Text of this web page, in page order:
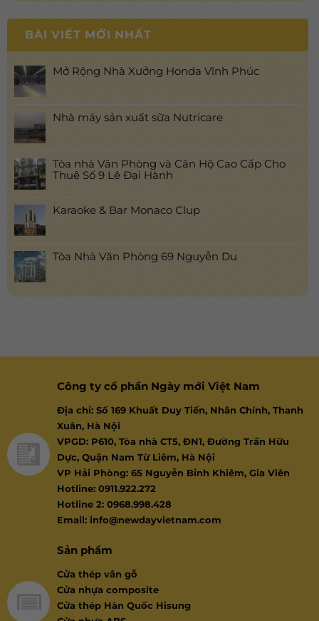
BÀI VIẾT MỚI NHẤT
Mở Rộng Nhà Xưởng Honda Vĩnh Phúc
Nhà máy sản xuất sữa Nutricare
Tòa nhà Văn Phòng và Căn Hộ Cao Cấp Cho
Thuê Số 9 Lê Đại Hành
Karaoke & Bar Monaco Clup
Tòa Nhà Văn Phòng 69 Nguyễn Du
Công ty cổ phần Ngày mới Việt Nam
Địa chỉ: Số 169 Khuất Duy Tiến, Nhân Chính, Thanh
Xuân, Hà Nội
VPGD: P610, Tòa nhà CT5, ĐN1, Đường Trần Hữu
Dực, Quận Nam Từ Liêm, Hà Nội
VP Hải Phòng: 65 Nguyễn Bỉnh Khiêm, Gia Viên
Hotline: 0911.922.272
Hotline 2: 0968.998.428
Email: info@newdayvietnam.com
Sản phẩm
Cửa thép vân gỗ
Cửa nhựa composite
Cửa thép Hàn Quốc Hisung